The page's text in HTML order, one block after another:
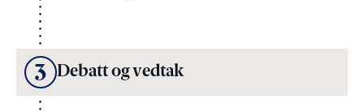
3 Debatt og vedtak